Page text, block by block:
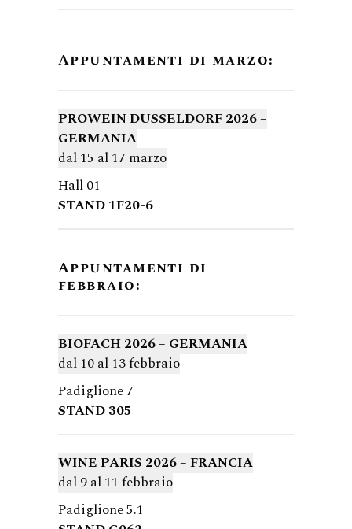
Appuntamenti di marzo:
PROWEIN DUSSELDORF 2026 –
GERMANIA
dal 15 al 17 marzo
Hall 01
STAND 1F20-6
Appuntamenti di
febbraio:
BIOFACH 2026 – GERMANIA
dal 10 al 13 febbraio
Padiglione 7
STAND 305
WINE PARIS 2026 – FRANCIA
dal 9 al 11 febbraio
Padiglione 5.1